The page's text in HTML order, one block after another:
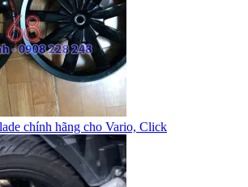
chính hãng cho Vario, Click